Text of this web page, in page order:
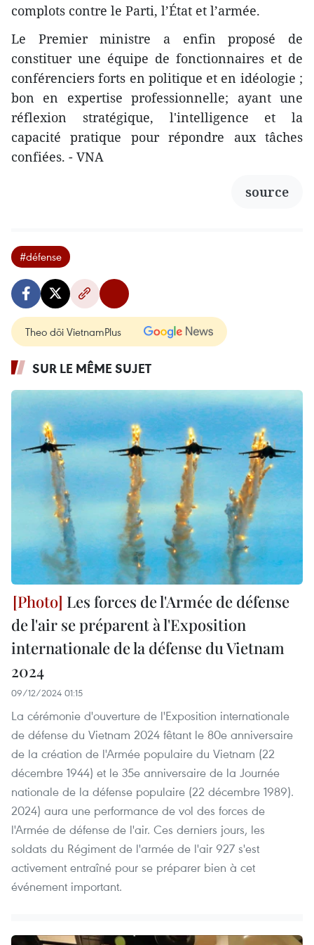
complots contre le Parti, l’État et l’armée.
Le Premier ministre a enfin proposé de
constituer une équipe de fonctionnaires et de
conférenciers forts en politique et en idéologie ;
bon en expertise professionnelle; ayant une
réflexion stratégique, l'intelligence et la
capacité pratique pour répondre aux tâches
confiées. - VNA
source
#défense
Theo dõi VietnamPlus
SUR LE MÊME SUJET
Les forces de l'Armée de défense
de l'air se préparent à l'Exposition
internationale de la défense du Vietnam
2024
09/12/2024 01:15
La cérémonie d'ouverture de l'Exposition internationale
de défense du Vietnam 2024 fêtant le 80e anniversaire
de la création de l'Armée populaire du Vietnam (22
décembre 1944) et le 35e anniversaire de la Journée
nationale de la défense populaire (22 décembre 1989).
2024) aura une performance de vol des forces de
l'Armée de défense de l'air. Ces derniers jours, les
soldats du Régiment de l'armée de l'air 927 s'est
activement entraîné pour se préparer bien à cet
événement important.